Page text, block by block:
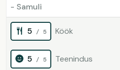
- Samuli
5 / 5 Köök
5 / 5 Teenindus